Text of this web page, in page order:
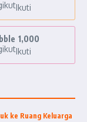
Ikuti
1,000
Ikuti
ke Ruang Keluarga